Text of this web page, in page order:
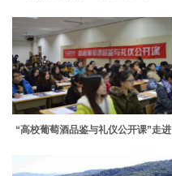
“高校葡萄酒品鉴与礼仪公开课”走进